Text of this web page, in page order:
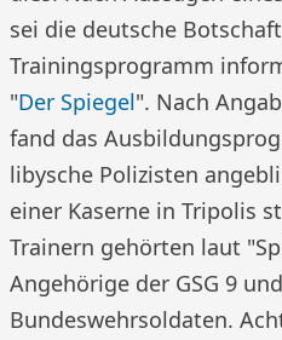
sei die deutsche
Trainingsprogramm
"Der Spiegel". Nach
fand das
libysche Polizisten
einer Kaserne in Tripolis
Trainern gehörten laut
Angehörige der GSG 9
Bundeswehrsoldaten.